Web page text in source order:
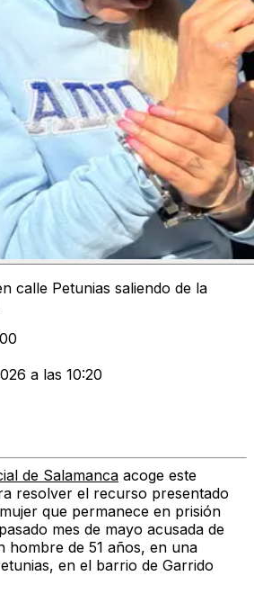
calle Petunias saliendo de la
a las 10:20
de Salamanca acoge este
resolver el recurso presentado
que permanece en prisión
mes de mayo acusada de
hombre de 51 años, en una
en el barrio de Garrido